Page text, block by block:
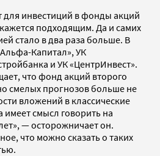
инвестиций в фонды акций
подходящим. Да и самих
стало в два раза больше. В
Капитал», УК
и УК «ЦентрИнвест».
что фонд акций второго
смелых прогнозов больше не
вложений в классические
смысл говорить на
— осторожничает он.
что можно сказать о таких